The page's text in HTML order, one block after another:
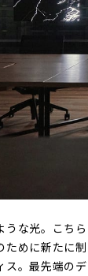
うな光。こち
ために新たに
ス。最先端の